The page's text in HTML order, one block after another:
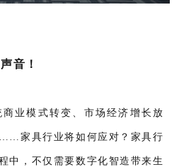
音！
业模式转变、市场经济增长放
家具行业将如何应对？家具行
中，不仅需要数字化智造带来生